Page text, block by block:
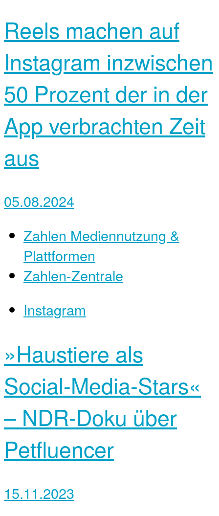
Reels machen auf
Instagram inzwischen
50 Prozent der in der
App verbrachten Zeit
aus
05.08.2024
Zahlen Mediennutzung &
Plattformen
Zahlen-Zentrale
Instagram
»Haustiere als
Social-Media-Stars«
– NDR-Doku über
Petfluencer
15.11.2023